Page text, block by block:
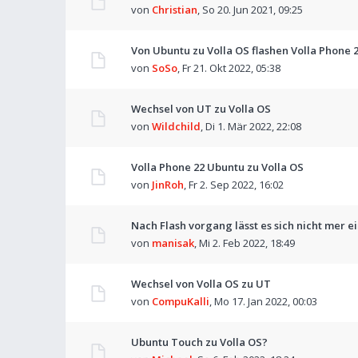
von Christian, So 20. Jun 2021, 09:25
Von Ubuntu zu Volla OS flashen Volla Phone
von SoSo,Fr 21. Okt 2022, 05:38
Wechsel von UT zu Volla OS
von Wildchild,Di 1. Mär 2022, 22:08
Volla Phone 22 Ubuntu zu Volla OS
von JinRoh,Fr 2. Sep 2022, 16:02
Nach Flash vorgang lässt es sich nicht mer
von manisak,Mi 2. Feb 2022, 18:49
Wechsel von Volla OS zu UT
von CompuKalli,Mo 17. Jan 2022, 00:03
Ubuntu Touch zu Volla OS?